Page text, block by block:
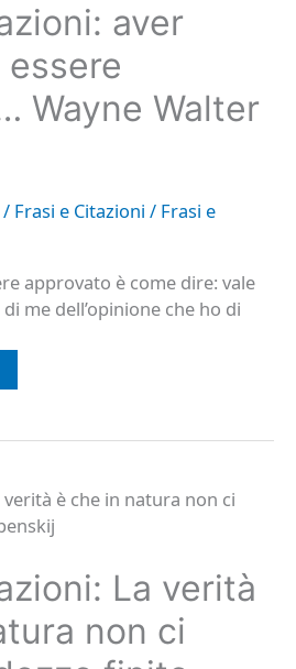
aver
Wayne Walter
/ Frasi e Citazioni / Frasi e
approvato è come dire: vale
me dell’opinione che ho di
La verità
non ci